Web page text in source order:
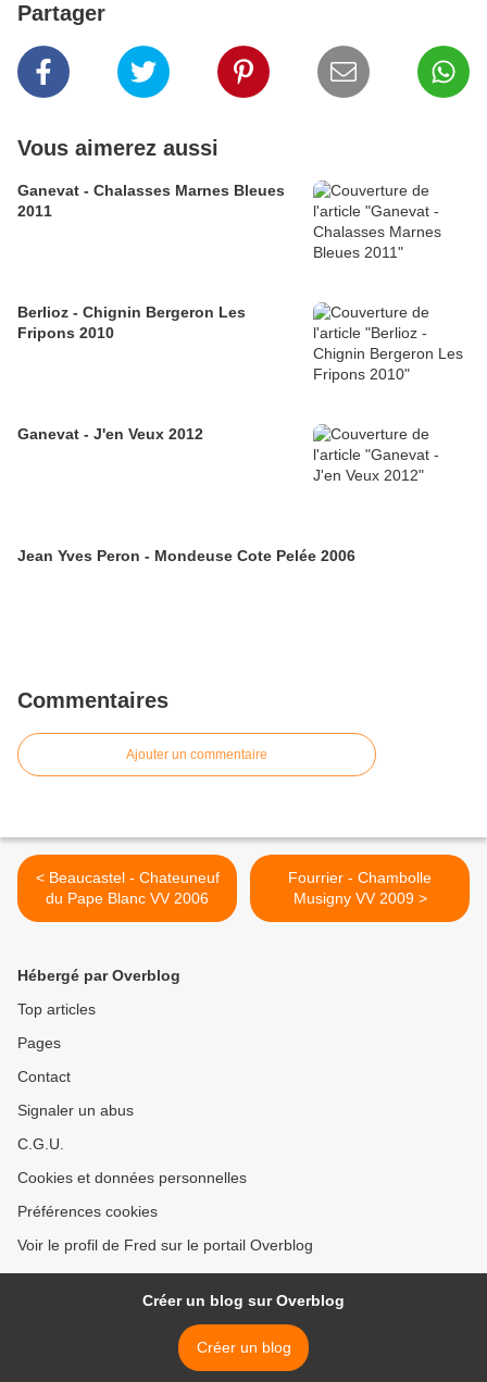
Partager
Vous aimerez aussi
Ganevat - Chalasses Marnes Bleues
2011
Berlioz - Chignin Bergeron Les
Fripons 2010
Ganevat - J'en Veux 2012
Jean Yves Peron - Mondeuse Cote Pelée 2006
Commentaires
Ajouter un commentaire
< Beaucastel - Chateuneuf
du Pape Blanc VV 2006
Fourrier - Chambolle
Musigny VV 2009 >
Hébergé par Overblog
Top articles
Pages
Contact
Signaler un abus
C.G.U.
Cookies et données personnelles
Préférences cookies
Voir le profil de Fred sur le portail Overblog
Créer un blog sur Overblog
Créer un blog